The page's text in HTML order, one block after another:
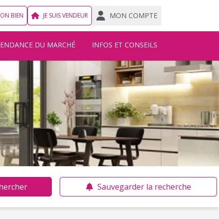
BIEN JE SUIS VENDEUR MON COMPTE
DU MARCHÉ INFOS ET CONSEILS
Sauvegarder la recherche